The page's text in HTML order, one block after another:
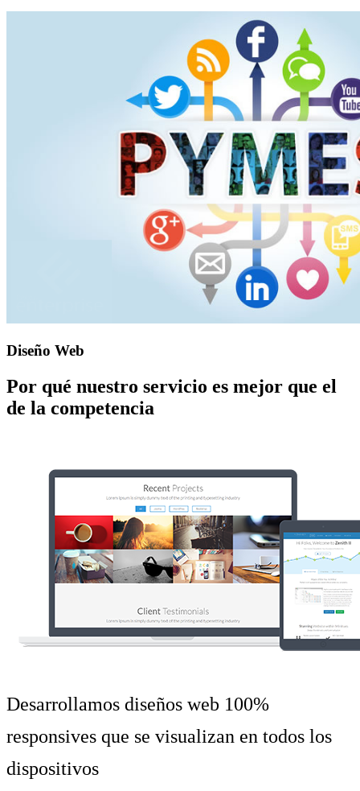
Diseño Web
Por qué nuestro servicio es mejor que el
de la competencia
Desarrollamos diseños web 100%
responsives que se visualizan en todos los
dispositivos